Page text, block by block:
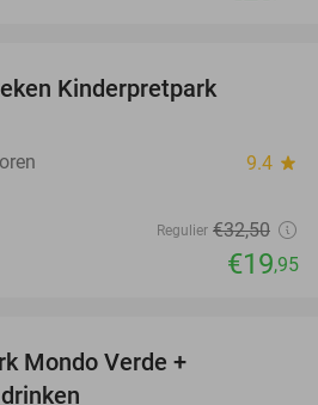
Kinderpretpark
9.4 star
Regulier €32,50
€19,95
Mondo Verde +